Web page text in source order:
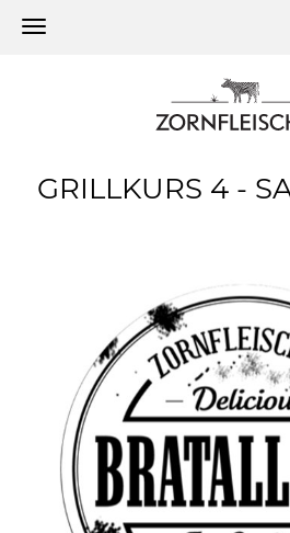
Toggle navigation
GRILLKURS 4 -